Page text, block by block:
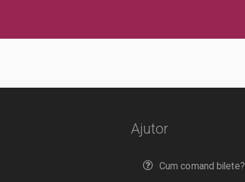
Ajutor
Cum comand bilete?